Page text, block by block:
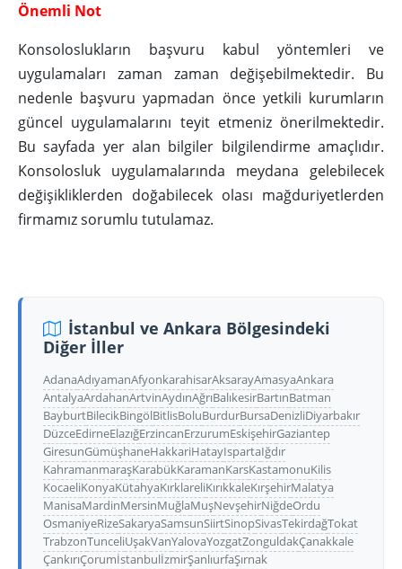
Önemli Not
Konsoloslukların başvuru kabul yöntemleri ve
uygulamaları zaman zaman değişebilmektedir. Bu
nedenle başvuru yapmadan önce yetkili kurumların
güncel uygulamalarını teyit etmeniz önerilmektedir.
Bu sayfada yer alan bilgiler bilgilendirme amaçlıdır.
Konsolosluk uygulamalarında meydana gelebilecek
değişikliklerden doğabilecek olası mağduriyetlerden
firmamız sorumlu tutulamaz.
İstanbul ve Ankara Bölgesindeki
Diğer İller
AdanaAdıyamanAfyonkarahisarAksarayAmasyaAnkara
AntalyaArdahanArtvinAydınAğrıBalıkesirBartınBatman
BayburtBilecikBingölBitlisBoluBurdurBursaDenizliDiyarbakır
DüzceEdirneElazığErzincanErzurumEskişehirGaziantep
GiresunGümüşhaneHakkariHatayIspartaIğdır
KahramanmaraşKarabükKaramanKarsKastamonuKilis
KocaeliKonyaKütahyaKırklareliKırıkkaleKırşehirMalatya
ManisaMardinMersinMuğlaMuşNevşehirNiğdeOrdu
OsmaniyeRizeSakaryaSamsunSiirtSinopSivasTekirdağTokat
TrabzonTunceliUşakVanYalovaYozgatZonguldakÇanakkale
ÇankırıÇorumİstanbulİzmirŞanlıurfaŞırnak